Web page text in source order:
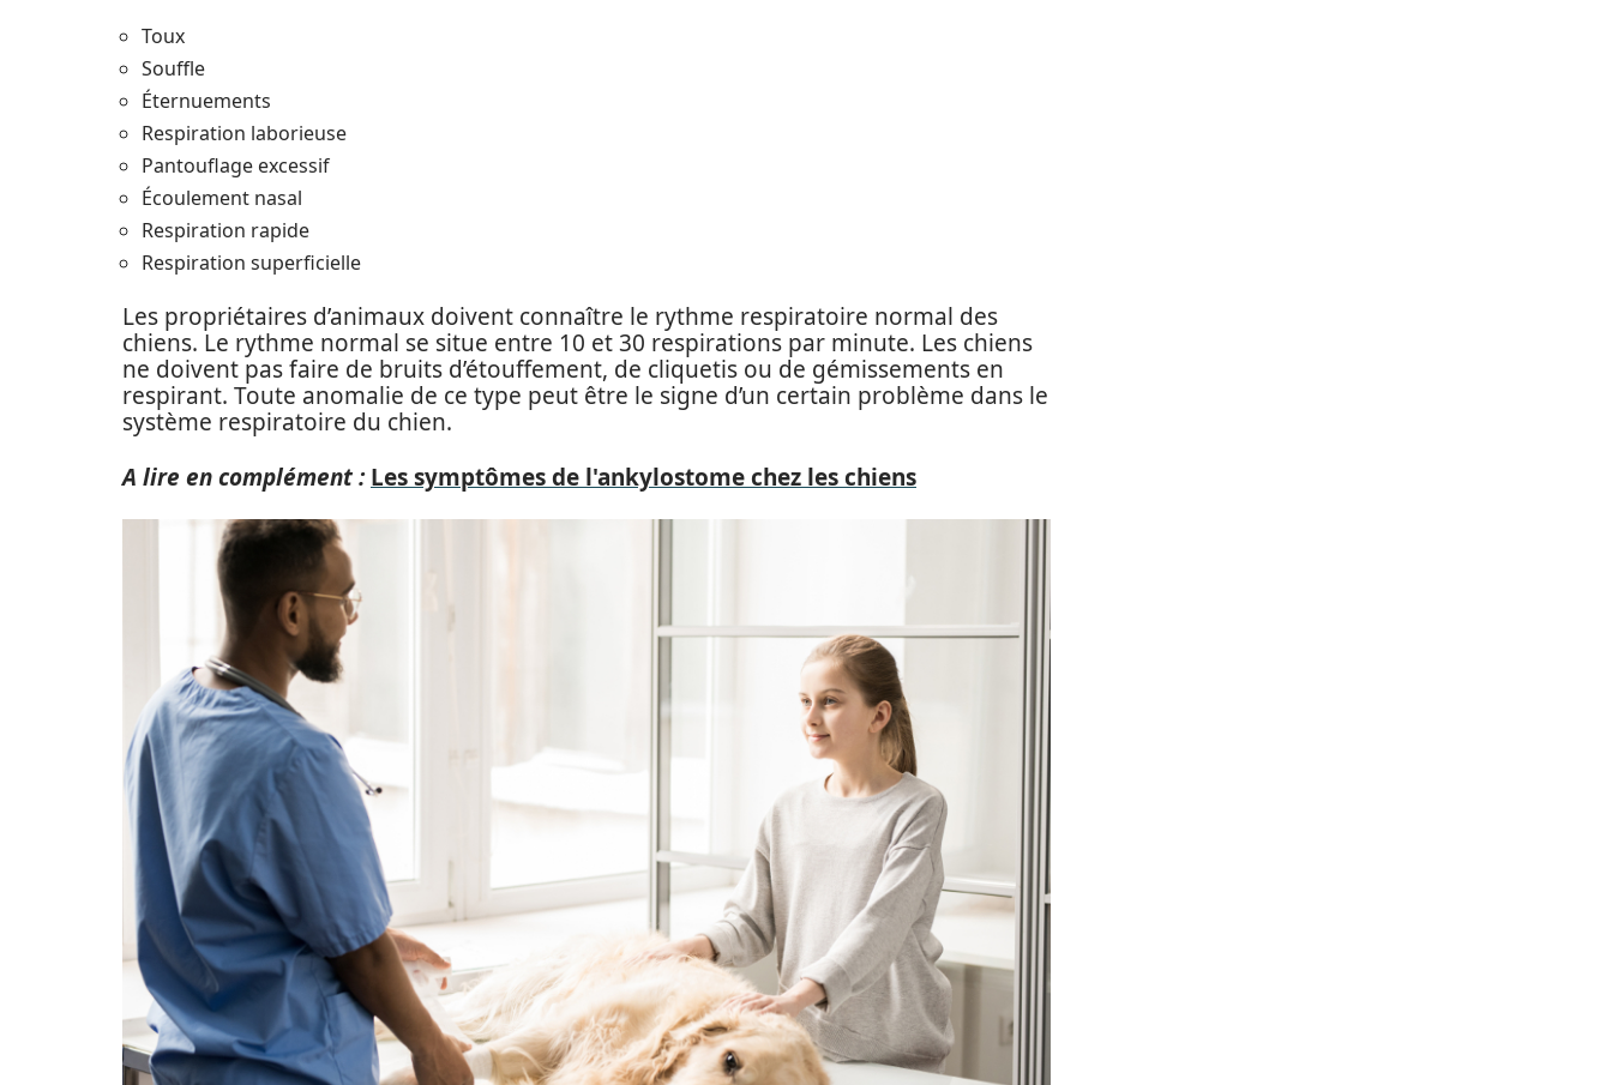
Toux
Souffle
Éternuements
Respiration laborieuse
Pantouflage excessif
Écoulement nasal
Respiration rapide
Respiration superficielle
Les propriétaires d’animaux doivent connaître le rythme respiratoire normal des
chiens. Le rythme normal se situe entre 10 et 30 respirations par minute. Les chiens
ne doivent pas faire de bruits d’étouffement, de cliquetis ou de gémissements en
respirant. Toute anomalie de ce type peut être le signe d’un certain problème dans le
système respiratoire du chien.
A lire en complément : Les symptômes de l'ankylostome chez les chiens